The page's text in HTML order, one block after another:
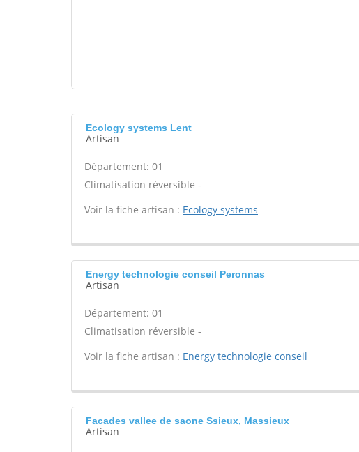
Ecology systems Lent
Artisan
Département: 01
Climatisation réversible -
Voir la fiche artisan : Ecology systems
Energy technologie conseil Peronnas
Artisan
Département: 01
Climatisation réversible -
Voir la fiche artisan : Energy technologie conseil
Facades vallee de saone Ssieux, Massieux
Artisan